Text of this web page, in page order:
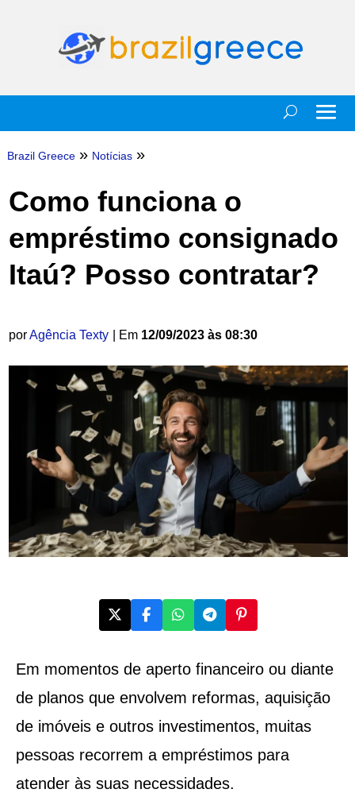
Brazil Greece » Notícias »
Como funciona o
empréstimo consignado
Itaú? Posso contratar?
porAgência Texty | Em 12/09/2023 às 08:30
Em momentos de aperto financeiro ou diante
de planos que envolvem reformas, aquisição
de imóveis e outros investimentos, muitas
pessoas recorrem a empréstimos para
atender às suas necessidades.